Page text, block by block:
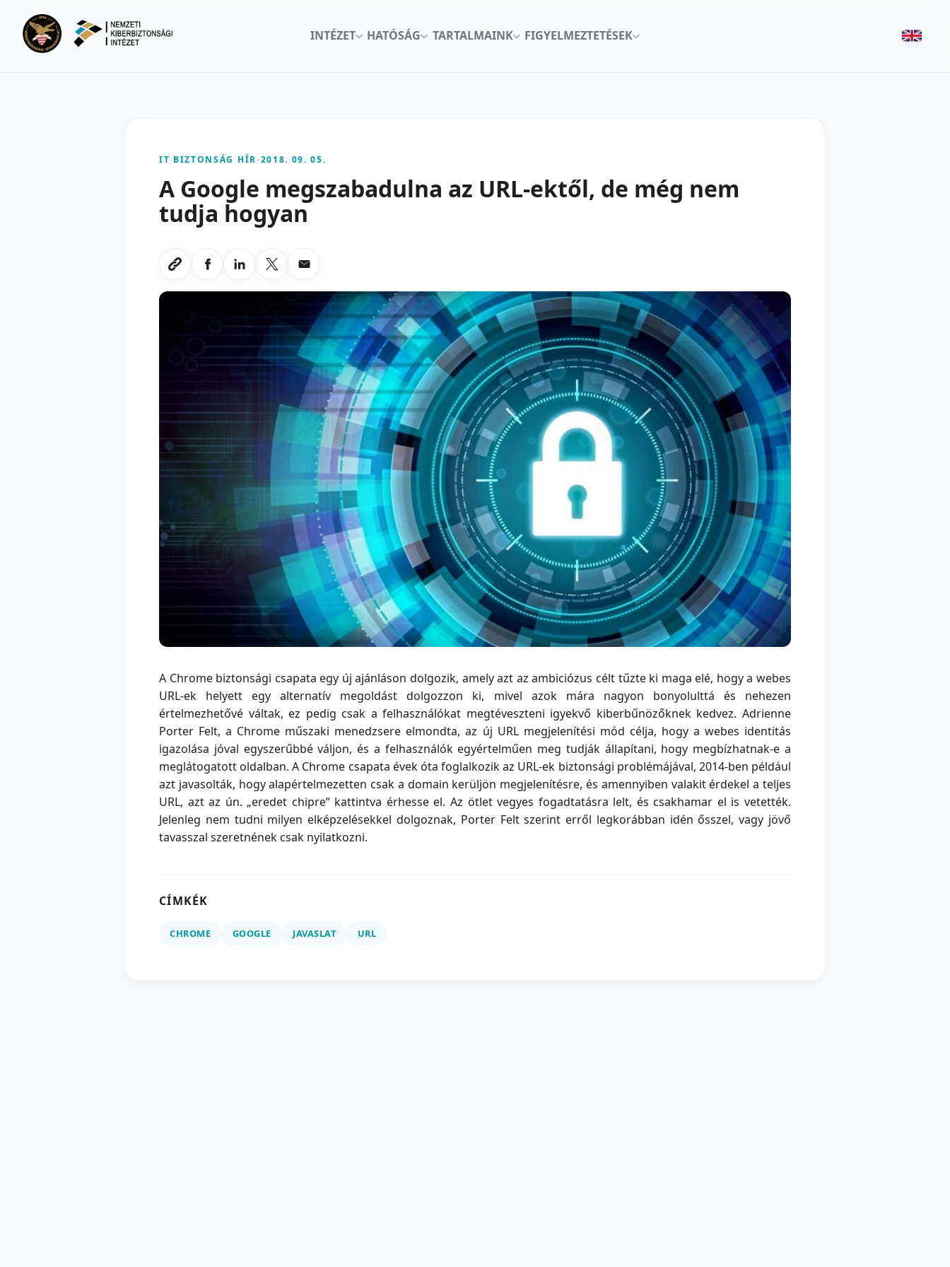
INTÉZET
HATÓSÁG TARTALMAINK FIGYELMEZTETÉSEK
IT BIZTONSÁG HÍR-2018. 09. 05.
A Google megszabadulna az URL-ektől, de még nem
tudja hogyan
Link masolasa
Megosztas Facebookon
Megosztas LinkedInen
Megosztas X-en
Megosztas emailben
A Chrome biztonsági csapata egy új ajánláson dolgozik, amely azt az ambiciózus célt tűzte ki maga elé, hogy a webes
URL-ek helyett egy alternatív megoldást dolgozzon ki, mivel azok mára nagyon bonyolulttá és nehezen
értelmezhetővé váltak, ez pedig csak a felhasználókat megtéveszteni igyekvő kiberbűnözőknek kedvez. Adrienne
Porter Felt, a Chrome műszaki menedzsere elmondta, az új URL megjelenítési mód célja, hogy a webes identitás
igazolása jóval egyszerűbbé váljon, és a felhasználók egyértelműen meg tudják állapítani, hogy megbízhatnak-e a
meglátogatott oldalban. A Chrome csapata évek óta foglalkozik az URL-ek biztonsági problémájával, 2014-ben például
azt javasolták, hogy alapértelmezetten csak a domain kerüljön megjelenítésre, és amennyiben valakit érdekel a teljes
URL, azt az ún. „eredet chipre” kattintva érhesse el. Az ötlet vegyes fogadtatásra lelt, és csakhamar el is vetették.
Jelenleg nem tudni milyen elképzelésekkel dolgoznak, Porter Felt szerint erről legkorábban idén ősszel, vagy jövő
tavasszal szeretnének csak nyilatkozni.
CÍMKÉK
CHROME GOOGLE JAVASLAT URL